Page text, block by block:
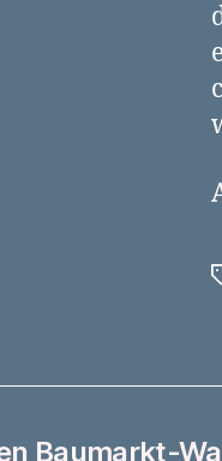
Baumarkt-